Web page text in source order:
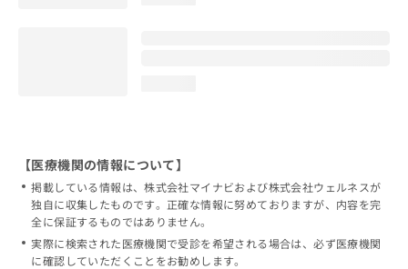
【医療機関の情報について】
掲載している情報は、株式会社マイナビおよび株式会社ウェルネスが
独自に収集したものです。正確な情報に努めておりますが、内容を完
全に保証するものではありません。
実際に検索された医療機関で受診を希望される場合は、必ず医療機関
に確認していただくことをお勧めします。